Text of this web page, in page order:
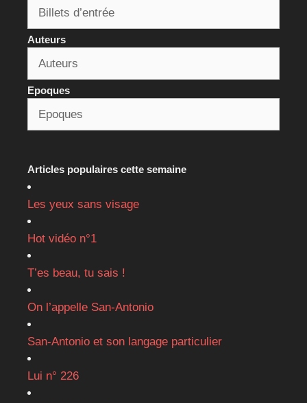
Auteurs
Epoques
Articles populaires cette semaine
Les yeux sans visage
Hot vidéo n°1
T’es beau, tu sais !
On l’appelle San-Antonio
San-Antonio et son langage particulier
Lui n° 226